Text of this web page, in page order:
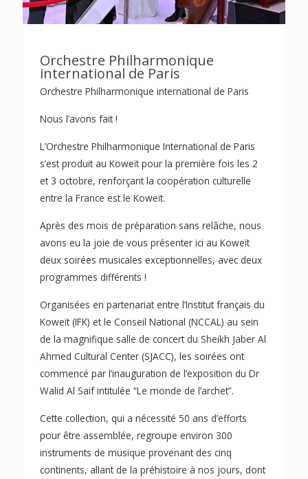
Orchestre Philharmonique
international de Paris
Orchestre Philharmonique international de Paris
Nous l’avons fait !
L’Orchestre Philharmonique International de Paris
s’est produit au Koweït pour la première fois les 2
et 3 octobre, renforçant la coopération culturelle
entre la France est le Koweït.
Après des mois de préparation sans relâche, nous
avons eu la joie de vous présenter ici au Koweït
deux soirées musicales exceptionnelles, avec deux
programmes différents !
Organisées en partenariat entre l’Institut français du
Koweït (IFK) et le Conseil National (NCCAL) au sein
de la magnifique salle de concert du Sheikh Jaber Al
Ahmed Cultural Center (SJACC), les soirées ont
commencé par l’inauguration de l’exposition du Dr
Walid Al Saif intitulée “Le monde de l’archet”.
Cette collection, qui a nécessité 50 ans d’efforts
pour être assemblée, regroupe environ 300
instruments de musique provenant des cinq
continents, allant de la préhistoire à nos jours, dont